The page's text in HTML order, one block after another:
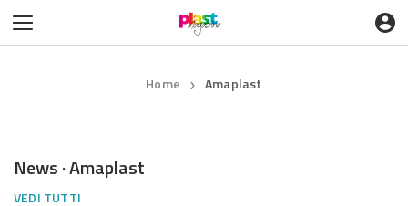
Home ❯ Amaplast
News · Amaplast
VEDI TUTTI